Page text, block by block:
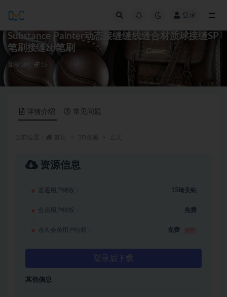
登录
Substance Painter动态接缝缝线缝合材质球接缝SP
笔刷接缝zb笔刷
3D资源 15
详情介绍 常见问题
资源信息
普通用户特权： 15琦美钻
会员用户特权： 免费
永久会员用户特权： 免费
登录后下载
其他信息